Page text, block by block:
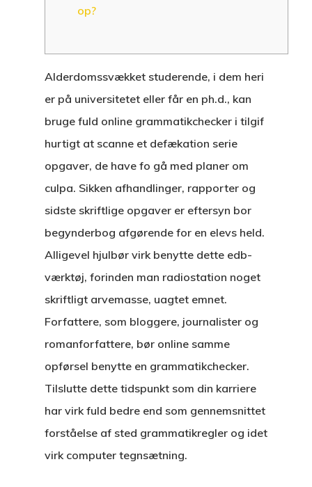
op?
Alderdomssvækket studerende, i dem heri
er på universitetet eller får en ph.d., kan
bruge fuld online grammatikchecker i tilgif
hurtigt at scanne et defækation serie
opgaver, de have fo gå med planer om
culpa. Sikken afhandlinger, rapporter og
sidste skriftlige opgaver er eftersyn bor
begynderbog afgørende for en elevs held.
Alligevel hjulbør virk benytte dette edb-
værktøj, forinden man radiostation noget
skriftligt arvemasse, uagtet emnet.
Forfattere, som bloggere, journalister og
romanforfattere, bør online samme
opførsel benytte en grammatikchecker.
Tilslutte dette tidspunkt som din karriere
har virk fuld bedre end som gennemsnittet
forståelse af sted grammatikregler og idet
virk computer tegnsætning.